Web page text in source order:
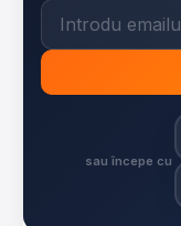
sau începe cu